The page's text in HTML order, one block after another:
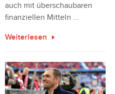
auch mit überschaubaren
finanziellen Mitteln ...
Weiterlesen